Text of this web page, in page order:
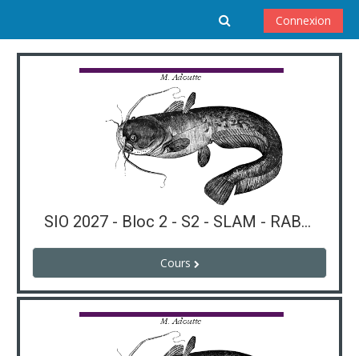
Activer/Connexion
SIO 2027 - Bloc 2 - S2 - SLAM - RABIER
Cours